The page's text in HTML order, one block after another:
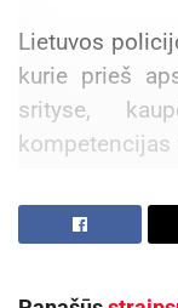
Lietuvos
kurie prieš
srityse,
Matome
skirtingas